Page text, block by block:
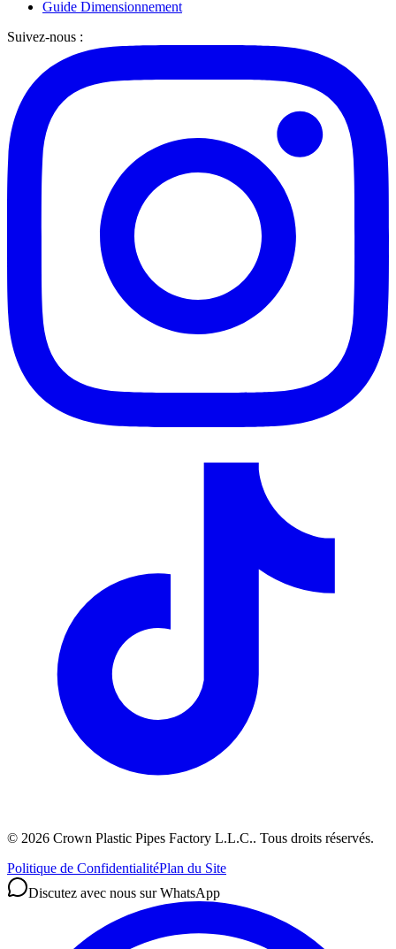
Guide Dimensionnement
Suivez-nous :
© 2026 Crown Plastic Pipes Factory L.L.C.. Tous droits réservés.
Politique de ConfidentialitéPlan du Site
Discutez avec nous sur WhatsApp